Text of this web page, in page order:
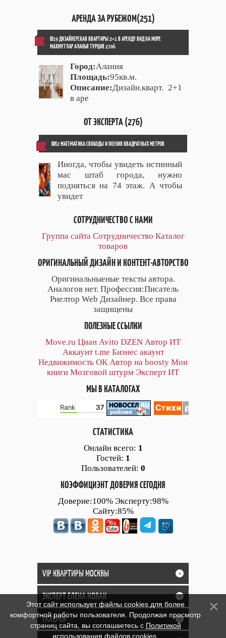
АРЕНДА ЗА РУБЕЖОМ(251)
ID19 ДИЗАЙНЕРСКАЯ КВАРТИРЫ 2+1 В АРЕНДУ ВИД НА МОРЕ
МАХМУТЛАР АЛАНЬЯ ТУРЦИЯ 2706
Город:Алания
Площадь:95кв.м.
Описание: Дизайн.кварт. 2+1
в аре
ОТ ЭКСПЕРТА (276)
ID82 МАТЕМАТИКА СВОБОДЫ И ПОЭЗИЯ КВАДРАТНЫХ МЕТРОВ
Иногда, чтобы увидеть истинный
мас штаб города, нужно
подняться на 74 этаж. А чтобы
увидет
СОТРУДНИЧЕСТВО С НАМИ
Группа сайта Сотрудничество Каталог
товаров
ОРИГИНАЛЬНЫЙ ДИЗАЙН И КОНТЕНТ-АВТОРСТВО
Оригинальныеные тексты автора.
Аналогов нет. Профессия:Писатель
Риелтор Web Дизайнер. Все права
защищены
ПОЛЕЗНЫЕ ССЫЛКИ
Move.ru Циан Avito DZEN Автор ИТ
Аккаунт t.me Бизнес акаунт
Недвижимость ОК Автор на boosty Мои
книги Мозговой штурм Эксперт ИТ
МЫ В КАТАЛОГАХ
СТАТИСТИКА
Онлайн всего: 1
Гостей: 1
Пользователей: 0
КОЭФФИЦИЭНТ ДОВЕРИЯ СЕГОДНЯ
Доверие:100% Эксперту:98%
Сайту:85%
VIP КВАРТИРЫ МОСКВЫ +
ЭКСПЕРТ ЕЛЕНА НОВАК +
ГАЛЕРЕЯ +
Этот сайт использует файлы cookies для более
комфортной работы пользователя. Продолжая просмотр
страниц сайта, вы соглашаетесь с Политикой
использования файлов cookies